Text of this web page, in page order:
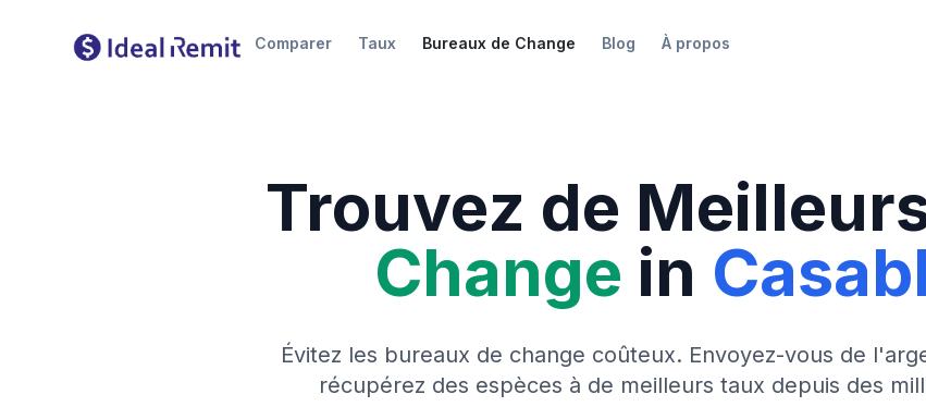
Comparer Taux Bureaux de Change Blog À propos
Trouvez de
Change in
Évitez les bureaux de change coûteux. Envoyez-vous de
récupérez des espèces à de meilleurs taux depuis des